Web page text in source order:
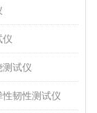
仪
测试仪
性韧性测试仪